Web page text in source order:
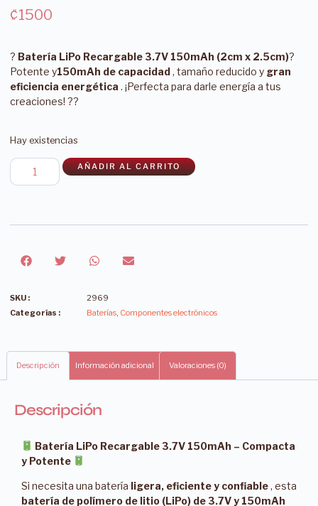
₡1500
? Batería LiPo Recargable 3.7V 150mAh (2cm x 2.5cm)?
Potente y150mAh de capacidad, tamaño reducido y gran
eficiencia energética . ¡Perfecta para darle energía a tus
creaciones! ??
Hay existencias
AÑADIR AL CARRITO
SKU :
2969
Categorías :
Baterías, Componentes electrónicos
Descripción Información adicional Valoraciones (0)
Descripción
Batería LiPo Recargable 3.7V 150mAh – Compacta
y Potente
Si necesita una batería ligera, eficiente y confiable, esta
batería de polímero de litio (LiPo) de 3.7V y 150mAh